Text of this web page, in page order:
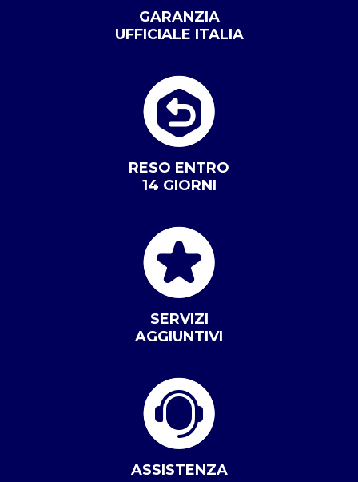
GARANZIA
UFFICIALE ITALIA
RESO ENTRO
14 GIORNI
SERVIZI
AGGIUNTIVI
ASSISTENZA